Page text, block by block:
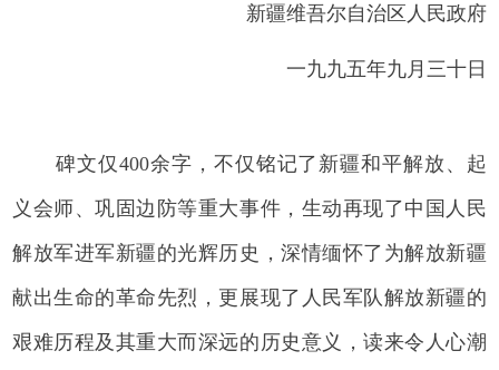
新疆维吾尔自治区人民政府
一九九五年九月三十日
碑文仅400余字，不仅铭记了新疆和平解放、起
义会师、巩固边防等重大事件，生动再现了中国人民
解放军进军新疆的光辉历史，深情缅怀了为解放新疆
献出生命的革命先烈，更展现了人民军队解放新疆的
艰难历程及其重大而深远的历史意义，读来令人心潮